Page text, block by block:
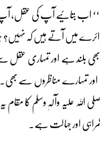
کردیا۔‘‘ اب بتائیے آپ کی
دائرے میں آتے ہیں کہ
بھی بلند ہے اور تمہاری
تمہارے مناظروں سے بھی۔
اللہ علیہ وآلہٖ وسلم کا
اور جہالت ہے۔